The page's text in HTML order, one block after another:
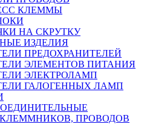
КЛЕММЫ
НА СКРУТКУ
ИЗДЕЛИЯ
ПРЕДОХРАНИТЕЛЕЙ
ЭЛЕМЕНТОВ ПИТАНИЯ
ЭЛЕКТРОЛАМП
ГАЛОГЕННЫХ ЛАМП
КЛЕММНИКОВ, ПРОВОДОВ